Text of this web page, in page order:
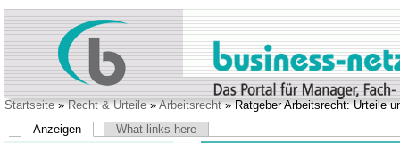
Startseite»Recht & Urteile»Arbeitsrecht» Ratgeber Arbeitsrecht: Urteile
Anzeigen
What links here